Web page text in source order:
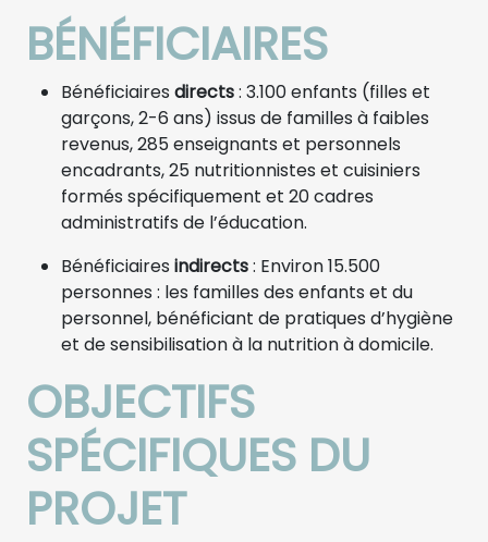
BÉNÉFICIAIRES
Bénéficiaires directs: 3.100 enfants (filles et
garçons, 2-6 ans) issus de familles à faibles
revenus, 285 enseignants et personnels
encadrants, 25 nutritionnistes et cuisiniers
formés spécifiquement et 20 cadres
administratifs de l’éducation.
Bénéficiaires indirects: Environ 15.500
personnes : les familles des enfants et du
personnel, bénéficiant de pratiques d’hygiène
et de sensibilisation à la nutrition à domicile.
OBJECTIFS
SPÉCIFIQUES DU
PROJET